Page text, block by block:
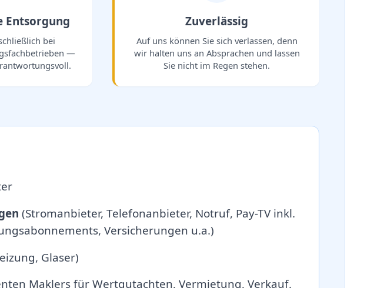
Entsorgung
bei
—
Zuverlässig
Auf uns können Sie sich verlassen, denn
wir halten uns an Absprachen und lassen
Sie nicht im Regen stehen.
(Stromanbieter, Telefonanbieter, Notruf, Pay-TV inkl.
Versicherungen u.a.)
Glaser)
Maklers für Wertgutachten, Vermietung, Verkauf.